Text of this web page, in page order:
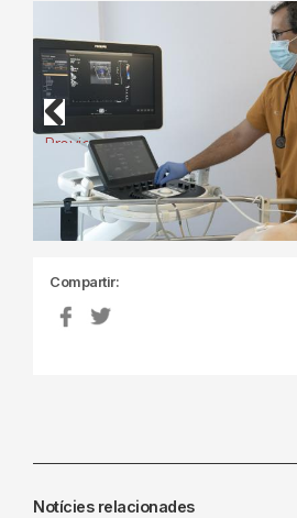
Previous
Compartir:
Notícies relacionades